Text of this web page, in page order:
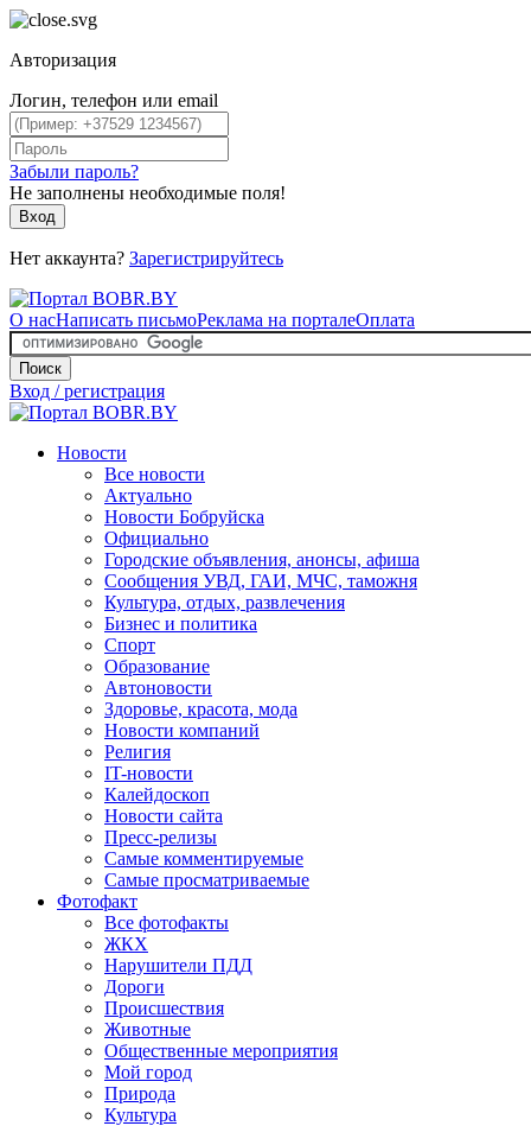
Авторизация
Логин, телефон или email
Забыли пароль?
Не заполнены необходимые поля!
Вход
Нет аккаунта? Зарегистрируйтесь
О насНаписать письмоРеклама на порталеОплата
Поиск
Вход / регистрация
Новости
Все новости
Актуально
Новости Бобруйска
Официально
Городские объявления, анонсы, афиша
Сообщения УВД, ГАИ, МЧС, таможня
Культура, отдых, развлечения
Бизнес и политика
Спорт
Образование
Автоновости
Здоровье, красота, мода
Новости компаний
Религия
IT-новости
Калейдоскоп
Новости сайта
Пресс-релизы
Самые комментируемые
Самые просматриваемые
Фотофакт
Все фотофакты
ЖКХ
Нарушители ПДД
Дороги
Происшествия
Животные
Общественные мероприятия
Мой город
Природа
Культура